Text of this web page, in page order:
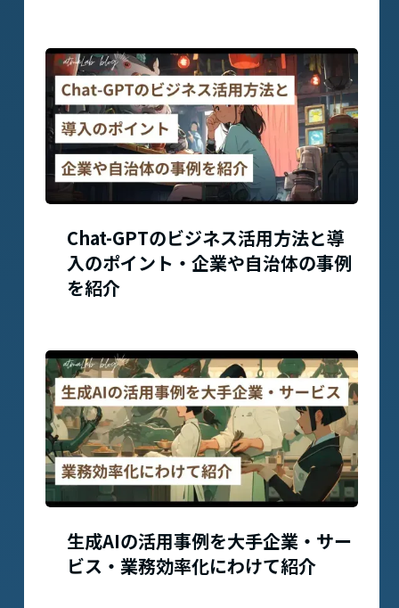
Chat-GPTのビジネス活用方法と導
入のポイント・企業や自治体の事例
を紹介
生成AIの活用事例を大手企業・サー
ビス・業務効率化にわけて紹介